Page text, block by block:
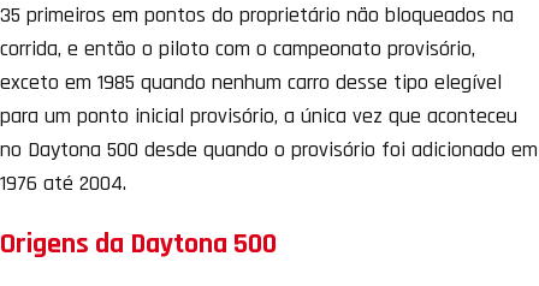
35 primeiros em pontos do proprietário não bloqueados na
corrida, e então o piloto com o campeonato provisório,
exceto em 1985 quando nenhum carro desse tipo elegível
para um ponto inicial provisório, a única vez que aconteceu
no Daytona 500 desde quando o provisório foi adicionado em
1976 até 2004.
Origens da Daytona 500